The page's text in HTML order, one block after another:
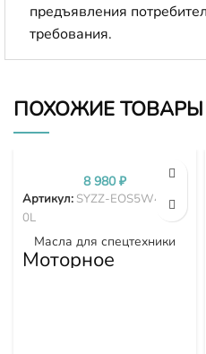
предъявления
требования.
ПОХОЖИЕ ТОВАРЫ
Моторное
синтетическое
Масла для спецтехники
Артикул: SYZZ-EOS5W40-2
0L
8 980₽